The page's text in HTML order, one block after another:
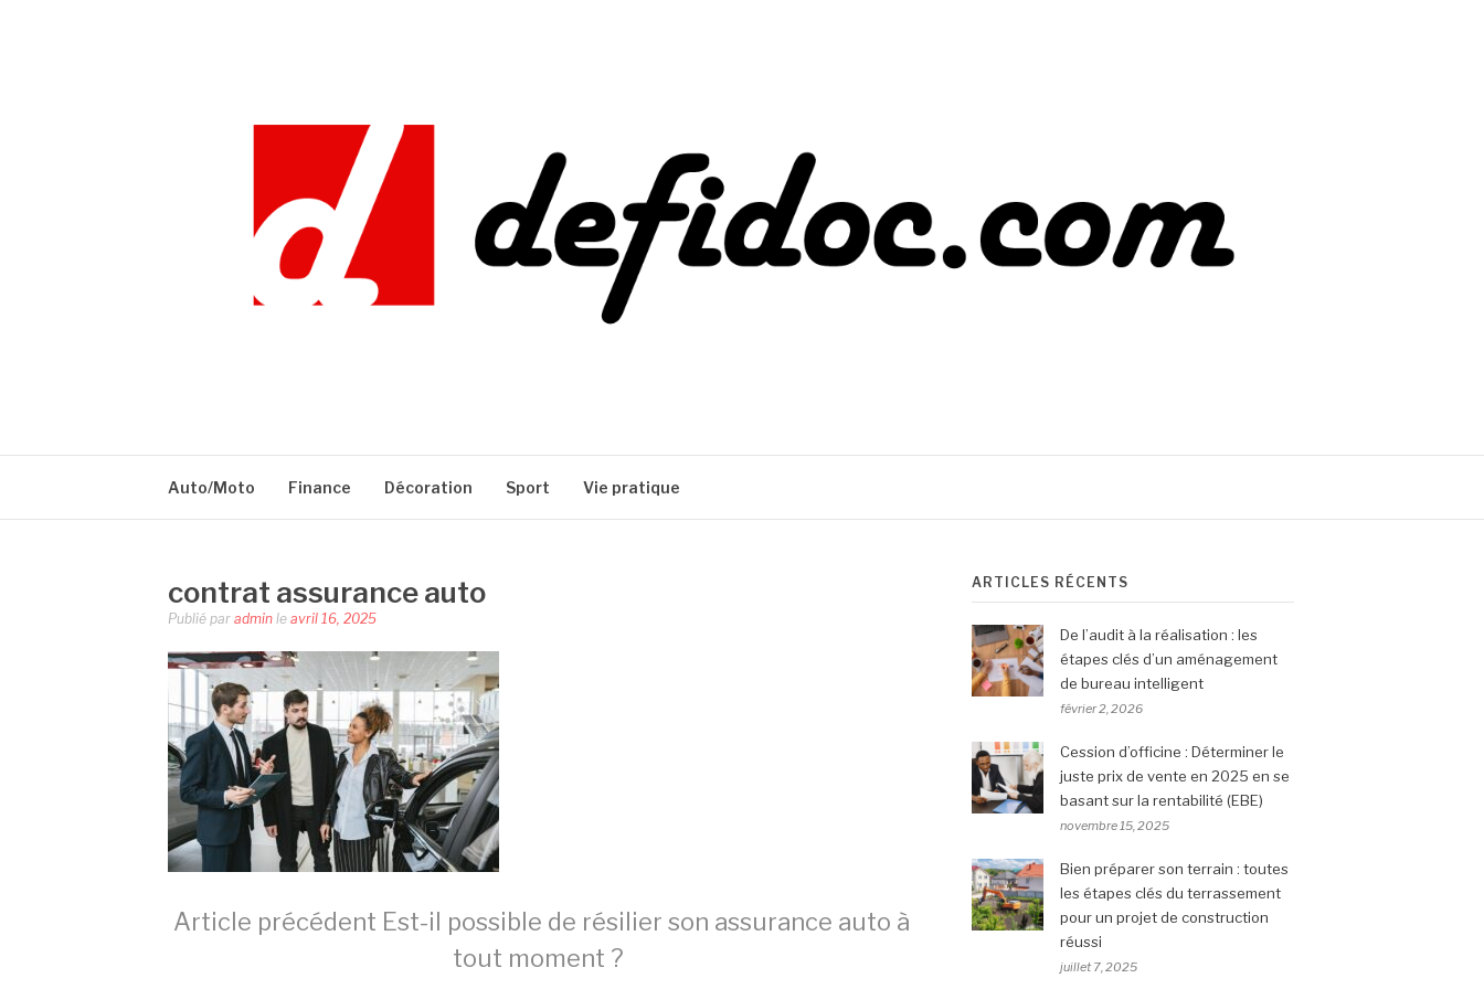
Auto/Moto Finance Décoration Sport Vie pratique
contrat assurance auto
Publié par admin le avril 16, 2025
Lire
Article précédent Est-il possible de résilier son assurance auto à
tout moment ?
ARTICLES RÉCENTS
De l’audit à la réalisation : les
étapes clés d’un aménagement
de bureau intelligent
février 2, 2026
Cession d’officine : Déterminer le
juste prix de vente en 2025 en se
basant sur la rentabilité (EBE)
novembre 15, 2025
Bien préparer son terrain : toutes
les étapes clés du terrassement
pour un projet de construction
réussi
juillet 7, 2025